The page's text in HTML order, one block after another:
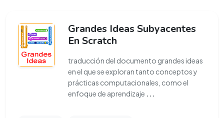
Grandes Ideas Subyacentes
En Scratch
traducción del documento grandes ideas
en el que se exploran tanto conceptos y
prácticas computacionales, como el
enfoque de aprendizaje ...